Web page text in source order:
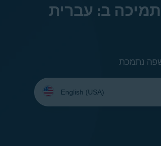
תמיכה ב: עברית
Select
your
language: